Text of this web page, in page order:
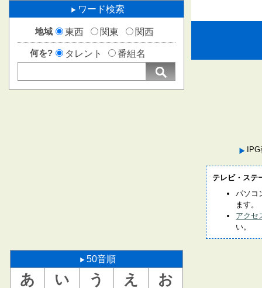
ワード検索
地域 東西 関東 関西
何を? タレント 番組名
50音順
あ い う え
お
テレビ・ステ
パソコ
ます。
アクセ
い。